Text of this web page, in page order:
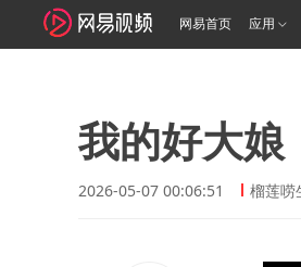
网易首页 应用
我的好大娘
2026-05-07 00:06:51 榴莲唠